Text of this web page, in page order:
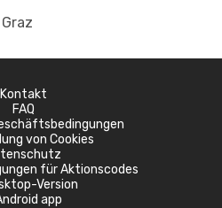
Kontakt
FAQ
von Cookies
für Aktionscodes
Version
app